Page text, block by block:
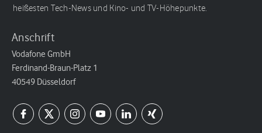
heißesten Tech-News und Kino- und TV-Höhepunkte.
Anschrift
Vodafone GmbH
Ferdinand-Braun-Platz 1
40549 Düsseldorf